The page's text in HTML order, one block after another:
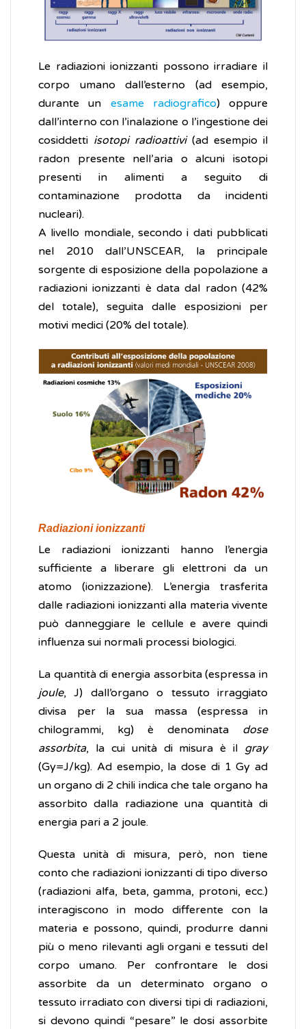
Le radiazioni ionizzanti possono irradiare il
corpo umano dall’esterno (ad esempio,
durante un esame radiografico) oppure
dall’interno con l’inalazione o l’ingestione dei
cosiddetti isotopi radioattivi(ad esempio il
radon presente nell’aria o alcuni isotopi
presenti in alimenti a seguito di
contaminazione prodotta da incidenti
nucleari).
A livello mondiale, secondo i dati pubblicati
nel 2010 dall’UNSCEAR, la principale
sorgente di esposizione della popolazione a
radiazioni ionizzanti è data dal radon (42%
del totale), seguita dalle esposizioni per
motivi medici (20% del totale).
Radiazioni ionizzanti
Le radiazioni ionizzanti hanno l’energia
sufficiente a liberare gli elettroni da un
atomo (ionizzazione). L’energia trasferita
dalle radiazioni ionizzanti alla materia vivente
può danneggiare le cellule e avere quindi
influenza sui normali processi biologici.
La quantità di energia assorbita (espressa in
joule, J) dall’organo o tessuto irraggiato
divisa per la sua massa (espressa in
chilogrammi, kg) è denominata dose
assorbita, la cui unità di misura è il gray
(Gy=J/kg). Ad esempio, la dose di 1 Gy ad
un organo di 2 chili indica che tale organo ha
assorbito dalla radiazione una quantità di
energia pari a 2 joule.
Questa unità di misura, però, non tiene
conto che radiazioni ionizzanti di tipo diverso
(radiazioni alfa, beta, gamma, protoni, ecc.)
interagiscono in modo differente con la
materia e possono, quindi, produrre danni
più o meno rilevanti agli organi e tessuti del
corpo umano. Per confrontare le dosi
assorbite da un determinato organo o
tessuto irradiato con diversi tipi di radiazioni,
si devono quindi “pesare” le dosi assorbite